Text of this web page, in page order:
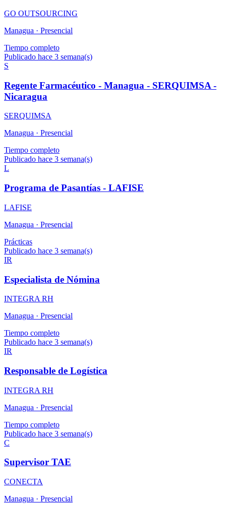
GO OUTSOURCING
Managua · Presencial
Tiempo completo
Publicado hace 3 semana(s)
S
Regente Farmacéutico - Managua - SERQUIMSA -
Nicaragua
SERQUIMSA
Managua · Presencial
Tiempo completo
Publicado hace 3 semana(s)
L
Programa de Pasantías - LAFISE
LAFISE
Managua · Presencial
Prácticas
Publicado hace 3 semana(s)
IR
Especialista de Nómina
INTEGRA RH
Managua · Presencial
Tiempo completo
Publicado hace 3 semana(s)
IR
Responsable de Logística
INTEGRA RH
Managua · Presencial
Tiempo completo
Publicado hace 3 semana(s)
C
Supervisor TAE
CONECTA
Managua · Presencial